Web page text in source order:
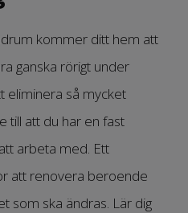
kommer ditt hem att
ganska rörigt under
eliminera så mycket
till att du har en fast
arbeta med. Ett
att renovera beroende
som ska ändras. Lär dig